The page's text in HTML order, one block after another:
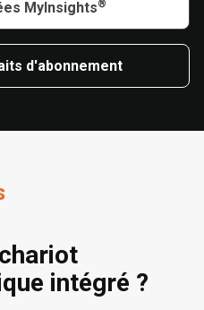
MyInsights®
d'abonnement
intégré ?